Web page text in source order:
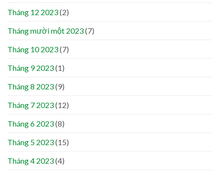
Tháng 12 2023(2)
Tháng mười một 2023(7)
Tháng 10 2023(7)
Tháng 9 2023(1)
Tháng 8 2023(9)
Tháng 7 2023(12)
Tháng 6 2023(8)
Tháng 5 2023(15)
Tháng 4 2023(4)